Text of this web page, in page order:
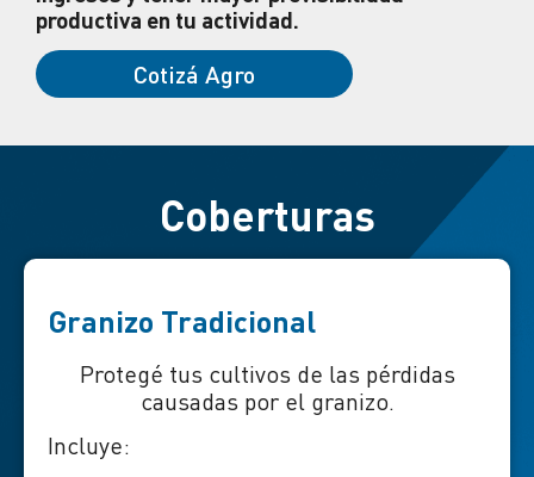
productiva en tu actividad.
Cotizá Agro
Coberturas
Granizo Tradicional
Protegé tus cultivos de las pérdidas
causadas por el granizo.
Incluye: